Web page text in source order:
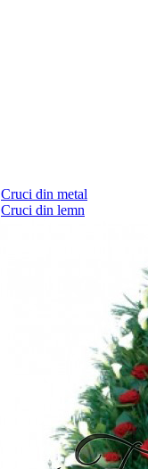
Cruci din metal
Cruci din lemn